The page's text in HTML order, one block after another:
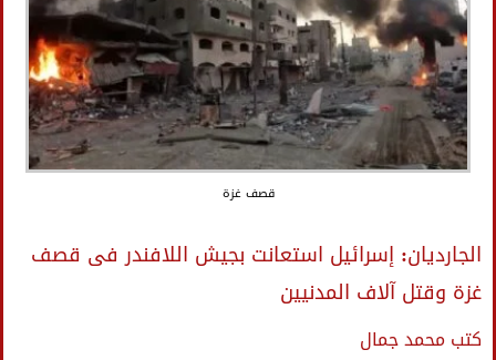
قصف غزة
الجارديان: إسرائيل استعانت بجيش اللافندر فى قصف
غزة وقتل آلاف المدنيين
كتب محمد جمال